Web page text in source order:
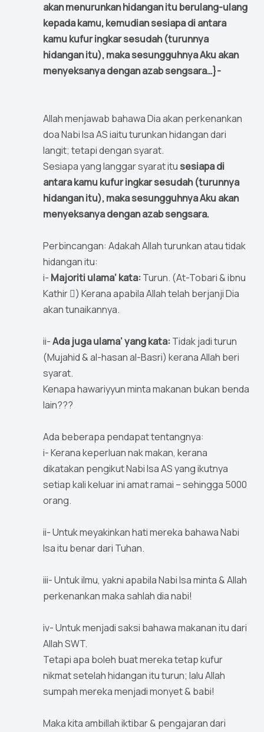
akan menurunkan hidangan itu berulang-ulang
kepada kamu, kemudian sesiapa di antara
kamu kufur ingkar sesudah (turunnya
hidangan itu), maka sesungguhnya Aku akan
menyeksanya dengan azab sengsara…}-
Allah menjawab bahawa Dia akan perkenankan
doa Nabi Isa AS iaitu turunkan hidangan dari
langit; tetapi dengan syarat.
Sesiapa yang langgar syarat itu sesiapa di
antara kamu kufur ingkar sesudah (turunnya
hidangan itu), maka sesungguhnya Aku akan
menyeksanya dengan azab sengsara.
Perbincangan: Adakah Allah turunkan atau tidak
hidangan itu:
i- Majoriti ulama’ kata:Turun. (At-Tobari & ibnu
Kathir ) Kerana apabila Allah telah berjanji Dia
akan tunaikannya.
ii-Ada juga ulama’ yang kata:Tidak jadi turun
(Mujahid & al-hasan al-Basri) kerana Allah beri
syarat.
Kenapa hawariyyun minta makanan bukan benda
lain???
Ada beberapa pendapat tentangnya:
i- Kerana keperluan nak makan, kerana
dikatakan pengikut Nabi Isa AS yang ikutnya
setiap kali keluar ini amat ramai – sehingga 5000
orang.
ii- Untuk meyakinkan hati mereka bahawa Nabi
Isa itu benar dari Tuhan.
iii- Untuk ilmu, yakni apabila Nabi Isa minta & Allah
perkenankan maka sahlah dia nabi!
iv- Untuk menjadi saksi bahawa makanan itu dari
Allah SWT.
Tetapi apa boleh buat mereka tetap kufur
nikmat setelah hidangan itu turun; lalu Allah
sumpah mereka menjadi monyet & babi!
Maka kita ambillah iktibar & pengajaran dari